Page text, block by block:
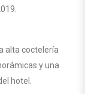
alta coctelería
y una
hotel.